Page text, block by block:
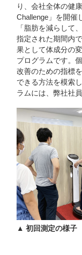
り、会社全体の健
Challenge」を開催
「脂肪を減らして
指定された期間内
果として体成分の
プログラムです。
改善のための指標
できる方法を模索
ラムには、弊社社
▲ 初回測定の様子